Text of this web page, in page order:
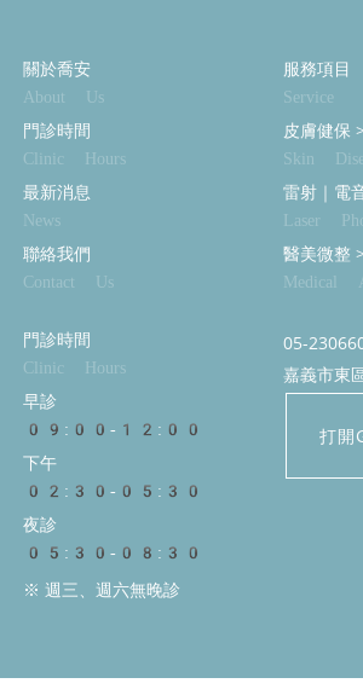
關於喬安
About Us
門診時間
Clinic Hours
最新消息
News
聯絡我們
Contact Us
服務項目
Service
皮膚健保 >
Skin
雷射｜電
Laser
醫美微整 >
Medical
門診時間
Clinic Hours
早診
09:00-12:00
下午
02:30-05:30
夜診
05:30-08:30
※ 週三、週六無晚診
05-
嘉義市東
打開